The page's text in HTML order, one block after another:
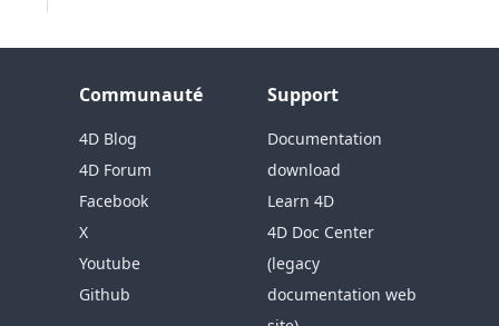
Communauté
4D Blog
4D Forum
Facebook
X
Youtube
Github
Support
Documentation
download
Learn 4D
4D Doc Center
(legacy
documentation web